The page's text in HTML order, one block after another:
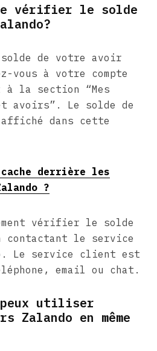
je vérifier le solde
de votre avoir
vous à votre compte
la section “Mes
avoirs”. Le solde de
dans cette
derrière les
?
vérifier le solde
contactant le service
Le service client est
email ou chat.
utiliser
Zalando en même